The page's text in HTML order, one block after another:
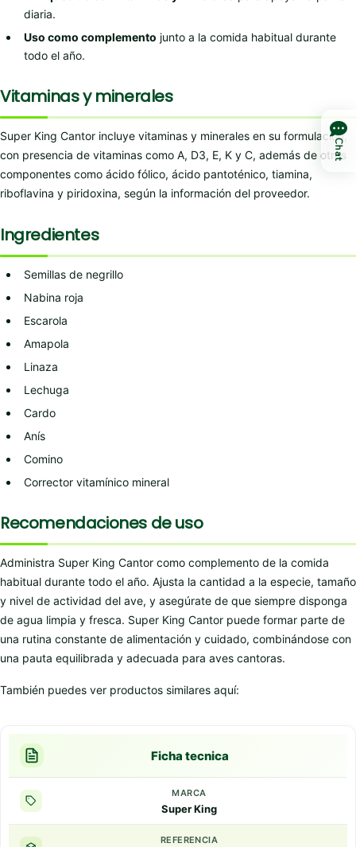
diaria.
Uso como complemento junto a la comida habitual durante
todo el año.
Vitaminas y minerales
Super King Cantor incluye vitaminas y minerales en su formulación,
con presencia de vitaminas como A, D3, E, K y C, además de otros
componentes como ácido fólico, ácido pantoténico, tiamina,
riboflavina y piridoxina, según la información del proveedor.
Ingredientes
Semillas de negrillo
Nabina roja
Escarola
Amapola
Linaza
Lechuga
Cardo
Anís
Comino
Corrector vitamínico mineral
Recomendaciones de uso
Administra Super King Cantor como complemento de la comida
habitual durante todo el año. Ajusta la cantidad a la especie, tamaño
y nivel de actividad del ave, y asegúrate de que siempre disponga
de agua limpia y fresca. Super King Cantor puede formar parte de
una rutina constante de alimentación y cuidado, combinándose con
una pauta equilibrada y adecuada para aves cantoras.
También puedes ver productos similares aquí:
Ficha tecnica
MARCA
Super King
REFERENCIA
Chat